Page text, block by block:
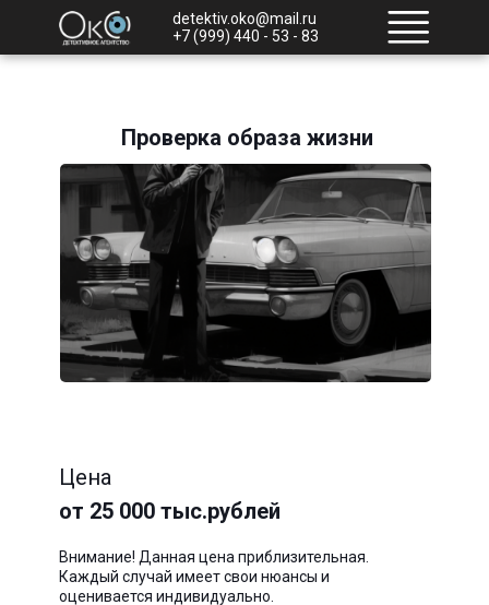
detektiv.oko@mail.ru
+7 (999) 440 - 53 - 83
Проверка образа жизни
Цена
от 25 000 тыс.рублей
Внимание! Данная цена приблизительная.
Каждый случай имеет свои нюансы и
оценивается индивидуально.